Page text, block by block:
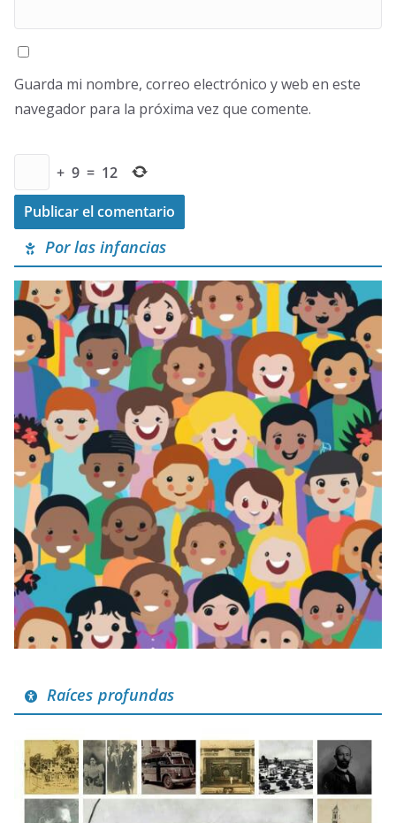
Guarda mi nombre, correo electrónico y web en este
navegador para la próxima vez que comente.
+ 9 = 12
Por las infancias
Raíces profundas